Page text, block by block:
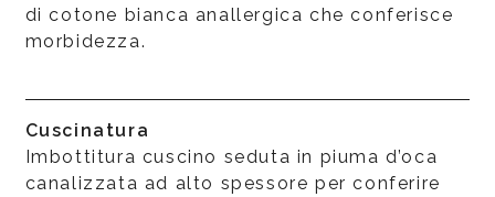
di cotone bianca anallergica che conferisce
morbidezza.
Cuscinatura
Imbottitura cuscino seduta in piuma d’oca
canalizzata ad alto spessore per conferire